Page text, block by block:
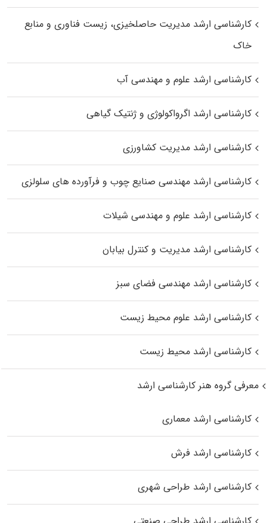
کارشناسی ارشد مدیریت حاصلخیزی، زیست فناوری و منابع
خاک
کارشناسی ارشد علوم و مهندسی آب
کارشناسی ارشد اگرواکولوژی و ژنتیک گیاهی
کارشناسی ارشد مدیریت کشاورزی
کارشناسی ارشد مهندسی صنایع چوب و فرآورده‌ های سلولزی
کارشناسی ارشد علوم و مهندسی شیلات
کارشناسی ارشد مدیریت و کنترل بیابان
کارشناسی ارشد مهندسی فضای سبز
کارشناسی ارشد علوم محیط‌ زیست
کارشناسی ارشد محیط زیست
معرفی گروه هنر کارشناسی ارشد
کارشناسی ارشد معماری
کارشناسی ارشد فرش
کارشناسی ارشد طراحی شهری